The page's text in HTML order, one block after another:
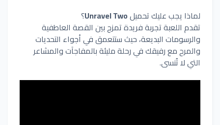
لماذا يجب عليك تحميلUnravel Two؟
تقدم اللعبة تجربة فريدة تمزج بين القصة العاطفية
والرسومات البديعة، حيث ستتعمق في أجواء التحديات
والمرح مع رفيقك في رحلة مليئة بالمفاجآت والمشاعر
التي لا تُنسى.